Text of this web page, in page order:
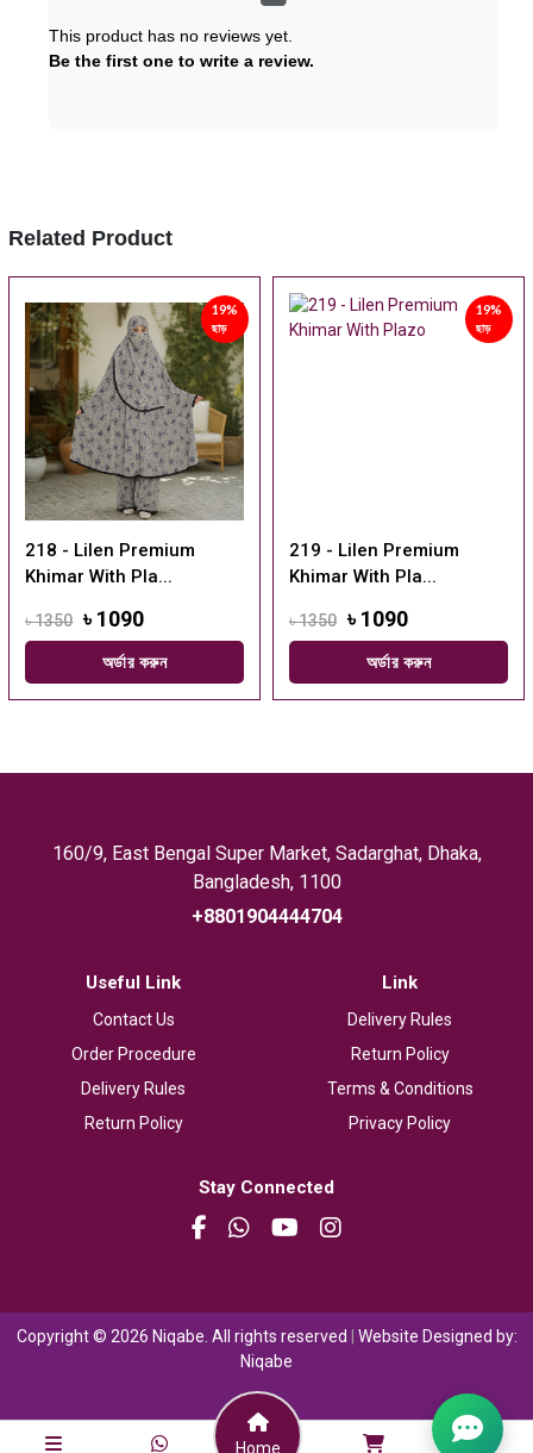
This product has no reviews yet.
Be the first one to write a review.
Related Product
19%
ছাড়
218 - Lilen Premium
Khimar With Pla...
৳ 1350 ৳ 1090
অর্ডার করুন
19%
ছাড়
219 - Lilen Premium
Khimar With Pla...
৳ 1350 ৳ 1090
অর্ডার করুন
160/9, East Bengal Super Market, Sadarghat, Dhaka,
Bangladesh, 1100
+8801904444704
Useful Link
Contact Us
Order Procedure
Delivery Rules
Return Policy
Link
Delivery Rules
Return Policy
Terms & Conditions
Privacy Policy
Stay Connected
Copyright © 2026 Niqabe. All rights reserved | Website Designed by:
Niqabe
Home